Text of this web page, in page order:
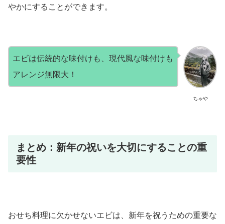
やかにすることができます。
ちゃや
エビは伝統的な味付けも、現代風な味付けも
アレンジ無限大！
まとめ：新年の祝いを大切にすることの重
要性
おせち料理に欠かせないエビは、新年を祝うための重要な